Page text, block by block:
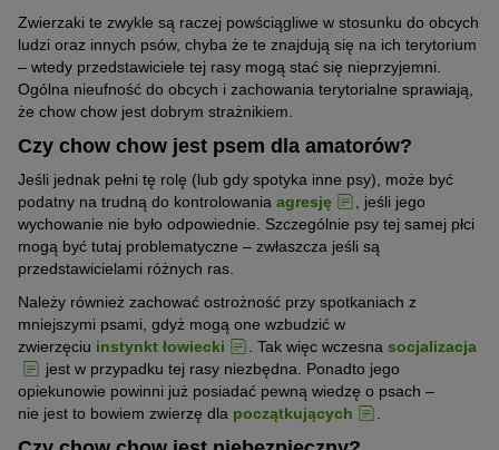
Zwierzaki te zwykle są raczej powściągliwe w stosunku do obcych
ludzi oraz innych psów, chyba że te znajdują się na ich terytorium
– wtedy przedstawiciele tej rasy mogą stać się nieprzyjemni.
Ogólna nieufność do obcych i zachowania terytorialne sprawiają,
że chow chow jest dobrym strażnikiem.
Czy chow chow jest psem dla amatorów?
Jeśli jednak pełni tę rolę (lub gdy spotyka inne psy), może być
podatny na trudną do kontrolowania agresję
, jeśli jego
wychowanie nie było odpowiednie. Szczególnie psy tej samej płci
mogą być tutaj problematyczne – zwłaszcza jeśli są
przedstawicielami różnych ras.
Należy również zachować ostrożność przy spotkaniach z
mniejszymi psami, gdyż mogą one wzbudzić w
zwierzęciu instynkt łowiecki . Tak więc wczesna socjalizacja
jest w przypadku tej rasy niezbędna. Ponadto jego
opiekunowie powinni już posiadać pewną wiedzę o psach –
nie jest to bowiem zwierzę dla początkujących